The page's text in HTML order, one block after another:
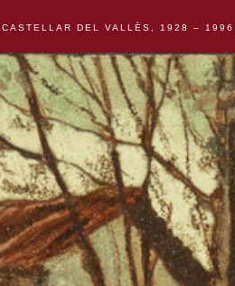
CASTELLAR DEL VALLÈS, 1928 – 1996